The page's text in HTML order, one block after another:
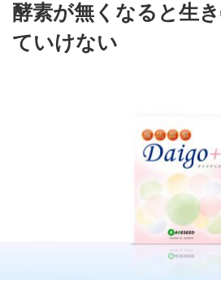
酵素が無くなると生
ていけない